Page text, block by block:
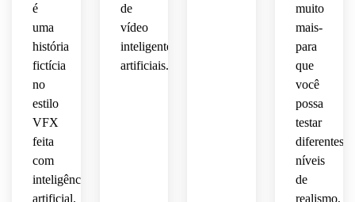
é
uma
história
fictícia
no
estilo
VFX
feita
com
inteligência
artificial.
de
vídeo
inteligentes
artificiais.
muito
mais-
para
que
você
possa
testar
diferentes
níveis
de
realismo,